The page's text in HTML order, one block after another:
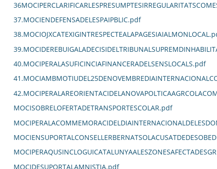
37.MOCIENDEFENSADELESPAIPBLIC.pdf
40.MOCIPERALASUFICINCIAFINANCERADELSENSLOCALS.pdf
MOCISOBRELOFERTADETRANSPORTESCOLAR.pdf
MOCIDESUPORTALAMNISTIA.pdf